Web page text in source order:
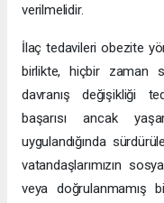
verilmelidir.
İlaç tedavileri obezite
birlikte, hiçbir zaman
davranış değişikliği
başarısı ancak
uygulandığında
vatandaşlarımızın
veya doğrulanmamış